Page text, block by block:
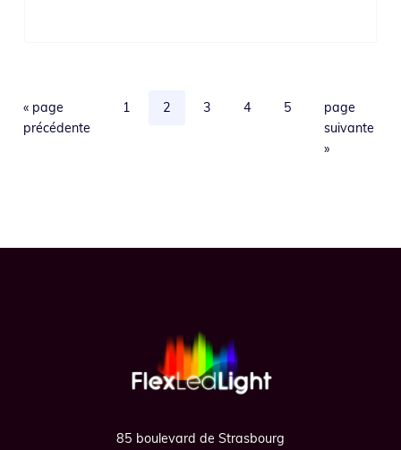
« Aller
à
page
précédente
Page
1 Page
2 Page
3 Page
4 Page
5
Aller
à
la
page
suivante
»
85 boulevard de Strasbourg